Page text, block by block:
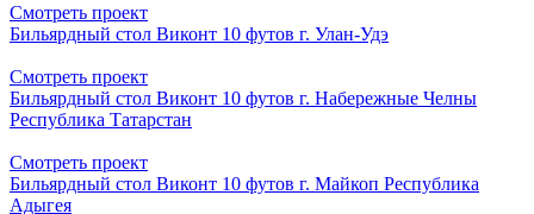
Смотреть проект
Бильярдный стол Виконт 10 футов г. Улан-Удэ
Смотреть проект
Бильярдный стол Виконт 10 футов г. Набережные Челны
Республика Татарстан
Смотреть проект
Бильярдный стол Виконт 10 футов г. Майкоп Республика
Адыгея